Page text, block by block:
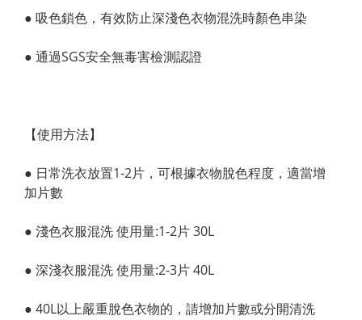
● 吸色鎖色，有效防止深淺色衣物混洗時顏色串染
● 通過SGS安全無毒害檢測認證
【使用方法】
● 日常洗衣放置1-2片，可根據衣物脫色程度，適當增
加片數
● 淺色衣服混洗 使用量:1-2片 30L
● 深淺衣服混洗 使用量:2-3片 40L
● 40L以上嚴重脫色衣物的，請增加片數或分開清洗